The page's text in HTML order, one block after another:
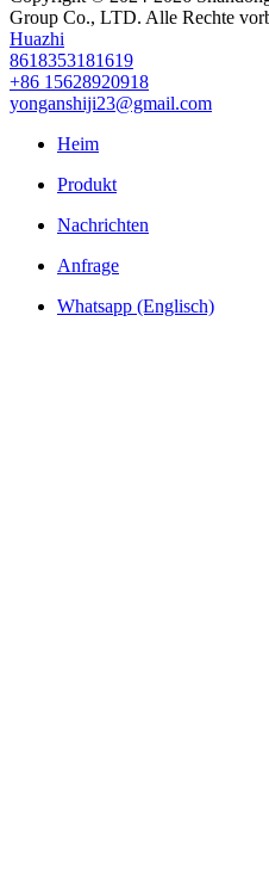
Group Co., LTD. Alle Rechte
Huazhi
8618353181619
+86 15628920918
yonganshiji23@gmail.com
Heim
Produkt
Nachrichten
Anfrage
Whatsapp (Englisch)